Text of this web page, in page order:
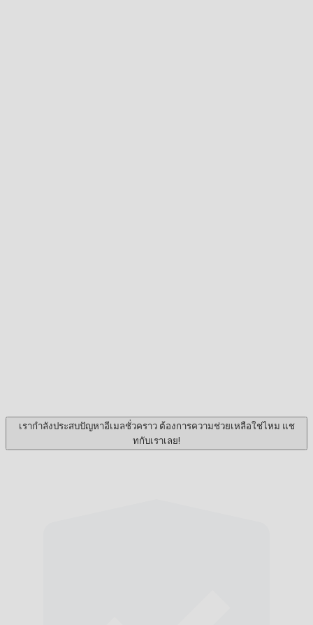
เรากำลังประสบปัญหาอีเมลชั่วคราว ต้องการความช่วยเหลือใช่ไหม แช
ทกับเราเลย!